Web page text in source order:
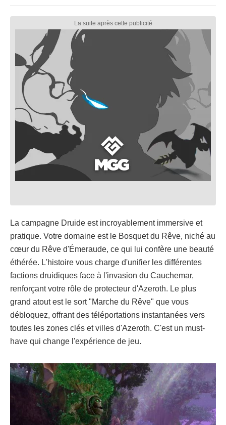
La campagne Druide est incroyablement immersive et
pratique. Votre domaine est le Bosquet du Rêve, niché au
cœur du Rêve d'Émeraude, ce qui lui confère une beauté
éthérée. L'histoire vous charge d'unifier les différentes
factions druidiques face à l'invasion du Cauchemar,
renforçant votre rôle de protecteur d'Azeroth. Le plus
grand atout est le sort "Marche du Rêve" que vous
débloquez, offrant des téléportations instantanées vers
toutes les zones clés et villes d'Azeroth. C'est un must-
have qui change l'expérience de jeu.